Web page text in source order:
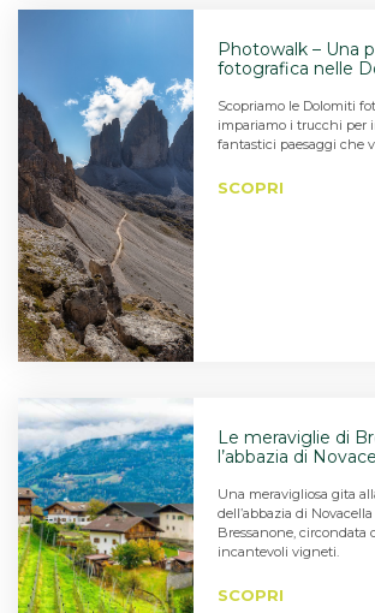
Photowalk – Una
fotografica nelle
Scopriamo le Dolomiti
impariamo i trucchi per
fantastici paesaggi che
SCOPRI
Le meraviglie di
l’abbazia di
Una meravigliosa gita
dell’abbazia di
Bressanone, circondata
incantevoli vigneti.
SCOPRI